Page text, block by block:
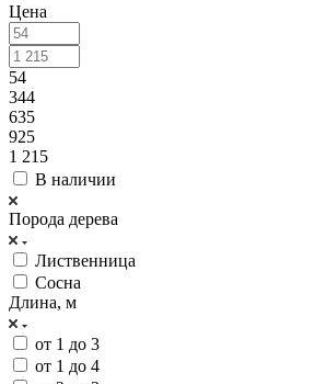
Цена
54
344
635
925
1 215
В наличии
Порода дерева
Лиственница
Сосна
Длина, м
от 1 до 3
от 1 до 4